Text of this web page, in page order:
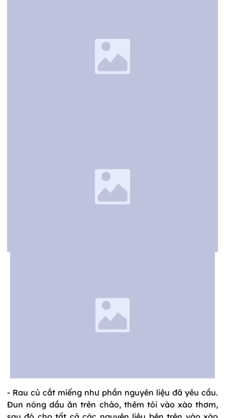
- Rau củ cắt miếng như phần nguyên liệu đã yêu cầu.
Đun nóng dầu ăn trên chảo, thêm tỏi vào xào thơm,